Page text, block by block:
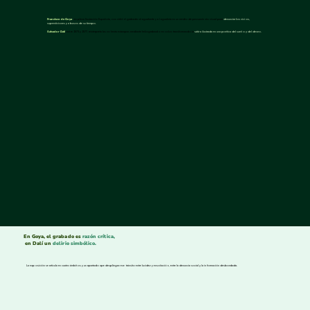
Francisco de Goya , en plena Ilustración Española, convirtió el grabado al aguafuerte y al aguatinta en un medio de pensamiento visual para denunciar los vicios,
supersticiones y abusos de su tiempo.
Salvador Dalí , entre 1973 y 1977, reinterpreta las ochenta estampas mediante heliograbado en color, transformando lasátira ilustrada en una poética del sueño y del deseo.
En Goya, el grabado es razón crítica,
en Dalí undelirio simbólico.
La exposición se articula en cuatro ámbitos y un apartado que despliegan ese tránsito entre lucidez y ensoñación, entre la denuncia social y la información desbordada.